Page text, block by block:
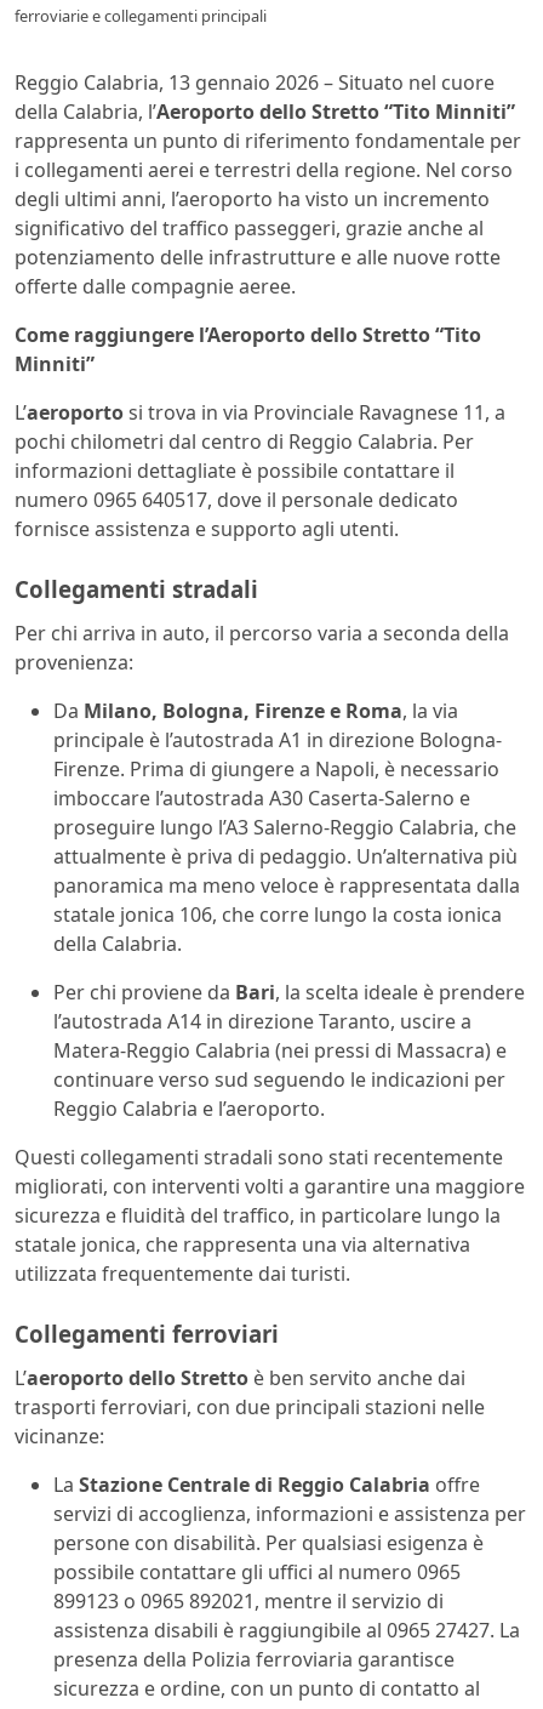
ferroviarie e collegamenti principali
Reggio Calabria, 13 gennaio 2026 – Situato nel cuore
della Calabria, l’Aeroporto dello Stretto “Tito Minniti”
rappresenta un punto di riferimento fondamentale per
i collegamenti aerei e terrestri della regione. Nel corso
degli ultimi anni, l’aeroporto ha visto un incremento
significativo del traffico passeggeri, grazie anche al
potenziamento delle infrastrutture e alle nuove rotte
offerte dalle compagnie aeree.
Come raggiungere l’Aeroporto dello Stretto “Tito
Minniti”
L’aeroportosi trova in via Provinciale Ravagnese 11, a
pochi chilometri dal centro di Reggio Calabria. Per
informazioni dettagliate è possibile contattare il
numero 0965 640517, dove il personale dedicato
fornisce assistenza e supporto agli utenti.
Collegamenti stradali
Per chi arriva in auto, il percorso varia a seconda della
provenienza:
Da Milano, Bologna, Firenze e Roma, la via
principale è l’autostrada A1 in direzione Bologna-
Firenze. Prima di giungere a Napoli, è necessario
imboccare l’autostrada A30 Caserta-Salerno e
proseguire lungo l’A3 Salerno-Reggio Calabria, che
attualmente è priva di pedaggio. Un’alternativa più
panoramica ma meno veloce è rappresentata dalla
statale jonica 106, che corre lungo la costa ionica
della Calabria.
Per chi proviene da Bari, la scelta ideale è prendere
l’autostrada A14 in direzione Taranto, uscire a
Matera-Reggio Calabria (nei pressi di Massacra) e
continuare verso sud seguendo le indicazioni per
Reggio Calabria e l’aeroporto.
Questi collegamenti stradali sono stati recentemente
migliorati, con interventi volti a garantire una maggiore
sicurezza e fluidità del traffico, in particolare lungo la
statale jonica, che rappresenta una via alternativa
utilizzata frequentemente dai turisti.
Collegamenti ferroviari
L’aeroporto dello Stretto è ben servito anche dai
trasporti ferroviari, con due principali stazioni nelle
vicinanze:
La Stazione Centrale di Reggio Calabria offre
servizi di accoglienza, informazioni e assistenza per
persone con disabilità. Per qualsiasi esigenza è
possibile contattare gli uffici al numero 0965
899123 o 0965 892021, mentre il servizio di
assistenza disabili è raggiungibile al 0965 27427. La
presenza della Polizia ferroviaria garantisce
sicurezza e ordine, con un punto di contatto al